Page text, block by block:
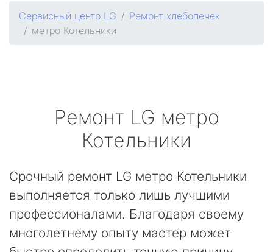
Сервисный центр LG
Ремонт хлебопечек
метро Котельники
Ремонт LG метро
Котельники
Срочный ремонт LG метро Котельники
выполняется только лишь лучшими
профессионалами. Благодаря своему
многолетнему опыту мастер может